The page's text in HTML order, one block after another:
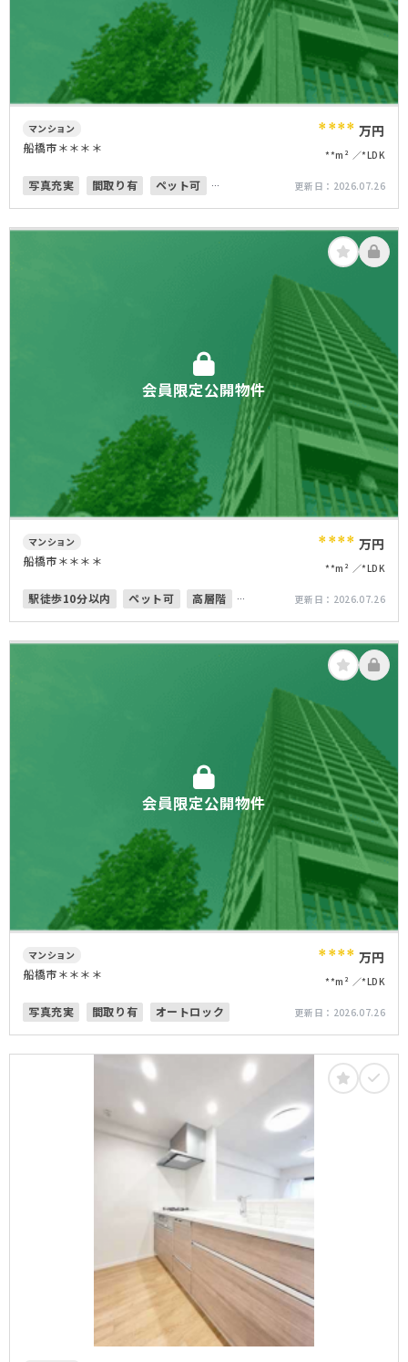
マンション
船橋市＊＊＊＊ **** 万円
**m² *LDK
写真充実 間取り有
ペット可
更新日： 2026.07.26
会員限定公開物件
マンション
船橋市＊＊＊＊ **** 万円
**m² *LDK
駅徒歩10分以内 ペット可
高層階
更新日： 2026.07.26
会員限定公開物件
マンション
船橋市＊＊＊＊ **** 万円
**m² *LDK
写真充実 間取り有 オートロック 更新日： 2026.07.26